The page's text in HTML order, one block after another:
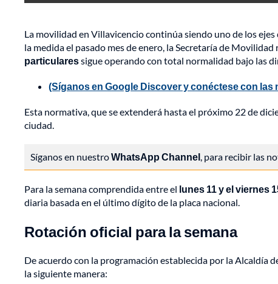
La movilidad en Villavicencio continúa siendo uno de los
la medida el pasado mes de enero, la Secretaría de
particularessigue operando con total normalidad bajo las
(Síganos en Google Discover y conéctese con
Esta normativa, que se extenderá hasta el próximo 22 de
ciudad.
Síganos en nuestroWhatsApp Channel, para recibir las
Para la semana comprendida entre el lunes 11 y el viernes
diaria basada en el último dígito de la placa nacional.
Rotación oficial para la semana
De acuerdo con la programación establecida por la Alcaldía
la siguiente manera: